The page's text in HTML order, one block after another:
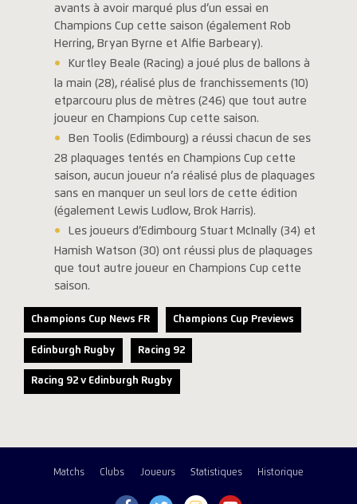
avants à avoir marqué plus d’un essai en
Champions Cup cette saison (également Rob
Herring, Bryan Byrne et Alfie Barbeary).
Kurtley Beale (Racing) a joué plus de ballons à
la main (28), réalisé plus de franchissements (10)
etparcouru plus de mètres (246) que tout autre
joueur en Champions Cup cette saison.
Ben Toolis (Edimbourg) a réussi chacun de ses
28 plaquages tentés en Champions Cup cette
saison, aucun joueur n’a réalisé plus de plaquages
sans en manquer un seul lors de cette édition
(également Lewis Ludlow, Brok Harris).
Les joueurs d’Edimbourg Stuart McInally (34) et
Hamish Watson (30) ont réussi plus de plaquages
que tout autre joueur en Champions Cup cette
saison.
Champions Cup News FR Champions Cup Previews
Edinburgh Rugby Racing 92
Racing 92 v Edinburgh Rugby
Matchs Clubs Joueurs Statistiques Historique